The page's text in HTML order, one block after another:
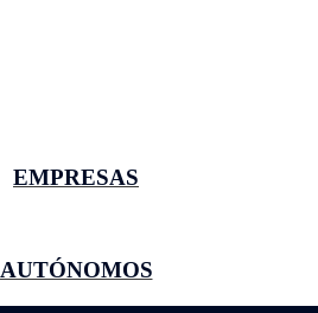
EMPRESAS
AUTÓNOMOS